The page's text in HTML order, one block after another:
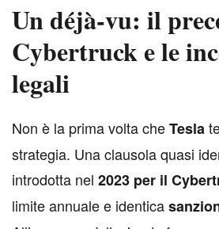
Un déjà-vu: il
Cybertruck e le
legali
Non è la prima volta cheTesla
strategia. Una clausola quasi
introdotta nel 2023 per il
limite annuale e identica